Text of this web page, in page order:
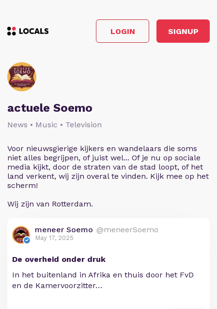
LOGIN SIGNUP
actuele Soemo
News • Music • Television
Voor nieuwsgierige kijkers en wandelaars die soms
niet alles begrijpen, of juist wel... Of je nu op sociale
media kijkt, door de straten van de stad loopt, of het
land verkent, wij zijn overal te vinden. Kijk mee op het
scherm!
Wij zijn van Rotterdam.
meneer Soemo @meneerSoemo
May 17, 2025
De overheid onder druk
In het buitenland in Afrika en thuis door het FvD
en de Kamervoorzitter…